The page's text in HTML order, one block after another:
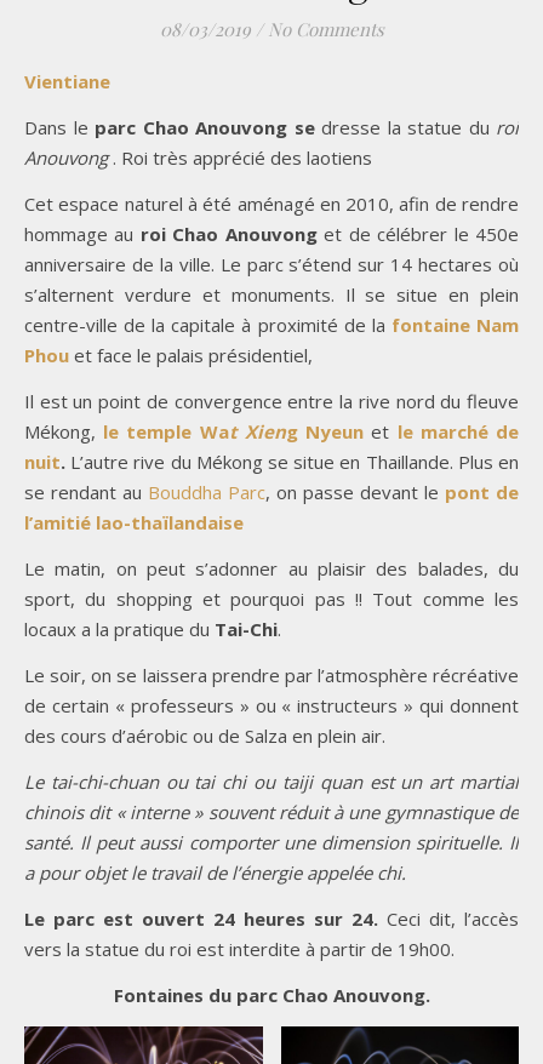
08/03/2019 / No Comments
Vientiane
Dans le parc Chao Anouvong sedresse la statue du roi
Anouvong. Roi très apprécié des laotiens
Cet espace naturel à été aménagé en 2010, afin de rendre
hommage au roi Chao Anouvonget de célébrer le 450e
anniversaire de la ville. Le parc s’étend sur 14 hectares où
s’alternent verdure et monuments. Il se situe en plein
centre-ville de la capitale à proximité de la fontaine Nam
Phou et face le palais présidentiel,
Il est un point de convergence entre la rive nord du fleuve
Mékong, le temple Wat Xieng Nyeun et le marché de
nuit. L’autre rive du Mékong se situe en Thaillande. Plus en
se rendant au Bouddha Parc, on passe devant le pont de
l’amitié lao-thaïlandaise
Le matin, on peut s’adonner au plaisir des balades, du
sport, du shopping et pourquoi pas !! Tout comme les
locaux a la pratique du Tai-Chi.
Le soir, on se laissera prendre par l’atmosphère récréative
de certain « professeurs » ou « instructeurs » qui donnent
des cours d’aérobic ou de Salza en plein air.
Le tai-chi-chuan ou tai chi ou taiji quan est un art martial
chinois dit « interne » souvent réduit à une gymnastique de
santé. Il peut aussi comporter une dimension spirituelle. Il
a pour objet le travail de l’énergie appelée chi.
Le parc est ouvert 24 heures sur 24. Ceci dit, l’accès
vers la statue du roi est interdite à partir de 19h00.
Fontaines du parc Chao Anouvong.